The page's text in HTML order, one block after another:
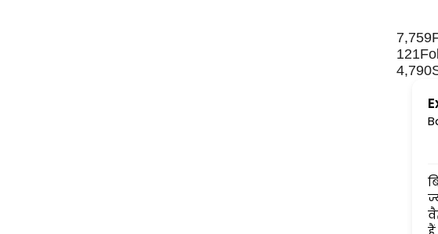
7,759
121
4,790
बिना किसी लॉग-लपेट
ज्योतिषीय आलेख पढ़ती
वैज्ञानिक तथ्यों पर